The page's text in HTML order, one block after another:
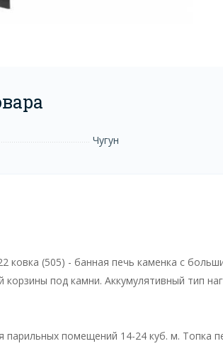
Чугун
ковка (505) - банная печь каменка с
корзины под камни. Аккумулятивный тип
парильных помещений 14-24 куб. м. Топка